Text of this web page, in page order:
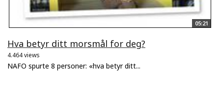
05:21
Hva betyr ditt morsmål for deg?
4.464 views
NAFO spurte 8 personer: «hva betyr ditt...